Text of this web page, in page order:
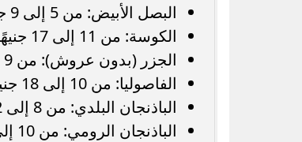
البصل الأبيض: من 5 إلى 9 جنيهات
الكوسة: من 11 إلى 17 جنيهًا
الجزر (بدون عروش): من 9 إلى 13 جنيهًا
الفاصوليا: من 10 إلى 18 جنيهًا
الباذنجان البلدي: من 8 إلى 12 جنيهًا
الباذنجان الرومي: من 10 إلى 20 جنيهًا